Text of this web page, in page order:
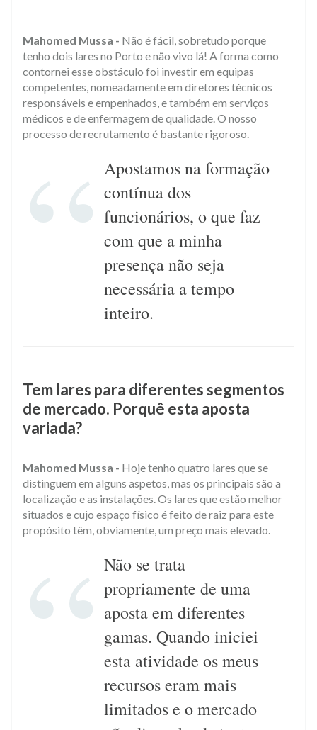
Mahomed Mussa - Não é fácil, sobretudo porque
tenho dois lares no Porto e não vivo lá! A forma como
contornei esse obstáculo foi investir em equipas
competentes, nomeadamente em diretores técnicos
responsáveis e empenhados, e também em serviços
médicos e de enfermagem de qualidade. O nosso
processo de recrutamento é bastante rigoroso.​
Apostamos na formação
contínua dos
funcionários, o que faz
com que a minha
presença não seja
necessária a tempo
inteiro.
​Tem lares para diferentes segmentos
de mercado. Porquê esta aposta
variada?
Mahomed Mussa - Hoje tenho quatro lares que se
distinguem em alguns aspetos, mas os principais são a
localização e as instalações. Os lares que estão melhor
situados e cujo espaço físico é feito de raiz para este
propósito têm, obviamente, um preço mais elevado.​
Não se trata
propriamente de uma
aposta em diferentes
gamas. Quando iniciei
esta atividade os meus
recursos eram mais
limitados e o mercado